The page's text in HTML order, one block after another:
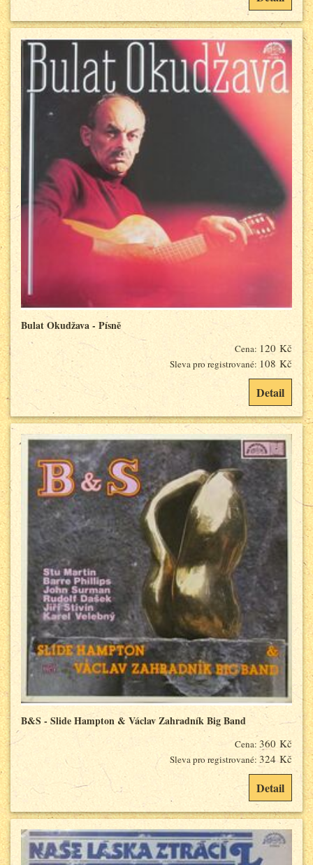
Bulat Okudžava - Písně
Cena: 120 Kč
Sleva pro registrované: 108 Kč
Detail
B&S - Slide Hampton & Václav Zahradník Big Band
Cena: 360 Kč
Sleva pro registrované: 324 Kč
Detail